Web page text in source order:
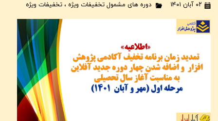
۰۲ آبان ۱۴۰۱ دوره های مشمول تخفیفات ویژه ، تخفیفات ویژه